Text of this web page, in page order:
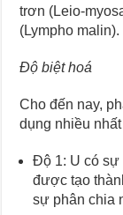
trơn (Leio-
(Lympho malin).
Độ biệt hoá
Cho đến nay,
dụng nhiều
Độ 1: U có sự
được tạo
sự phân chia